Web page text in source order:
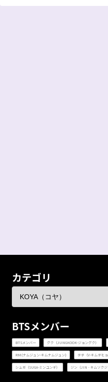
カテゴリ
BTSメンバー
BTSメンバー グク（JUNGKOOK-ジョングク）
RM(ナムジュン-キムナムジュン) テテ（V-キムテヒョ
シュガ（SUGA-ミンユンギ） ジン（JIN - キムソクジ